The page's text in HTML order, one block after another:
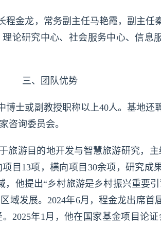
金龙，常务副主任马艳霞，副主任
论研究中心、社会服务中心、信息
三、团队优势
士或副教授职称以上40人。基地还
咨询委员会。
游目的地开发与智慧旅游研究，主
目13项，横向项目30余项，研究成
他提出“乡村旅游是乡村振兴重要
域发展。2024年6月，程金龙出席首
2025年1月，他在国家基金项目论